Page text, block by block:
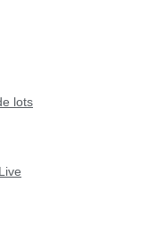
lots